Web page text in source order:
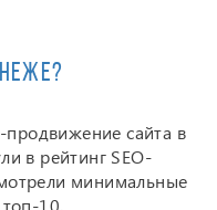
продвижение сайта в
в рейтинг SEO-
минимальные
10.